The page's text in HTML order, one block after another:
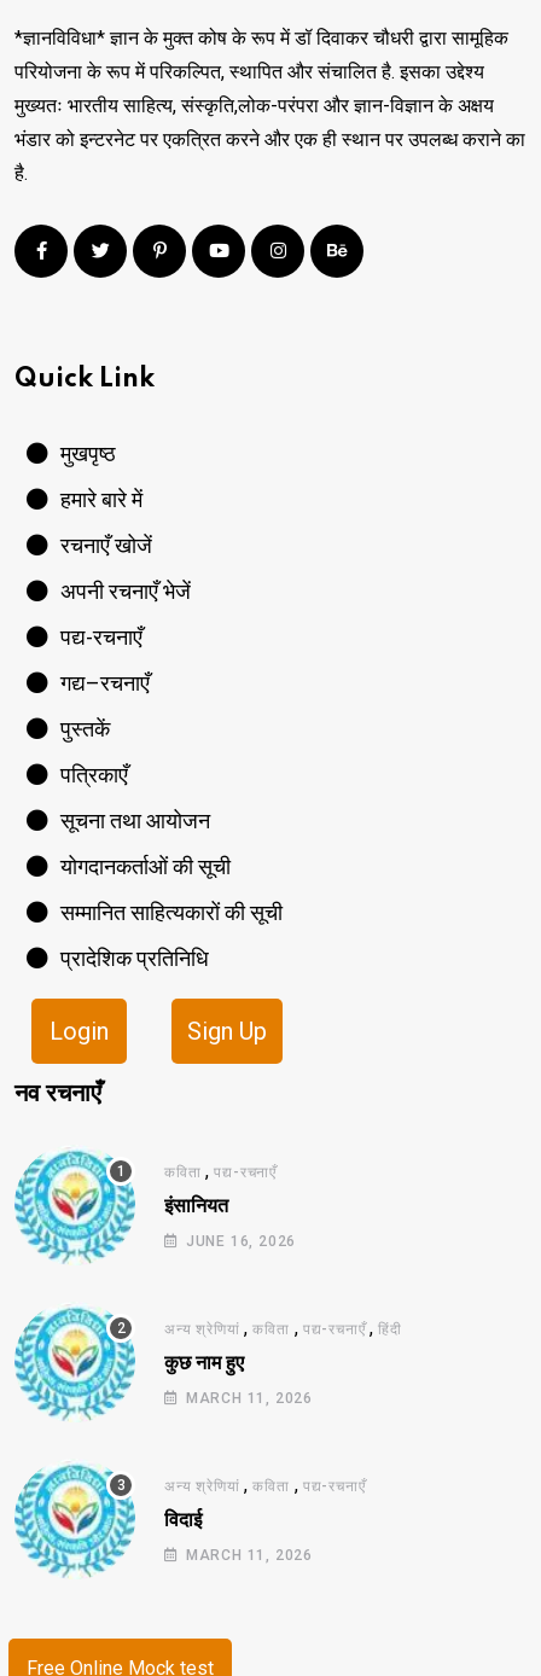
*ज्ञानविविधा* ज्ञान के मुक्त कोष के रूप में डॉ दिवाकर चौधरी द्वारा सामूहिक
परियोजना के रूप में परिकल्पित, स्थापित और संचालित है. इसका उद्देश्य
मुख्यतः भारतीय साहित्य, संस्कृति,लोक-परंपरा और ज्ञान-विज्ञान के अक्षय
भंडार को इन्टरनेट पर एकत्रित करने और एक ही स्थान पर उपलब्ध कराने का
है.
Quick Link
मुखपृष्ठ
हमारे बारे में
रचनाएँ खोजें
अपनी रचनाएँ भेजें
पद्य-रचनाएँ
गद्य–रचनाएँ
पुस्तकें
पत्रिकाएँ
सूचना तथा आयोजन
योगदानकर्ताओं की सूची
सम्मानित साहित्यकारों की सूची
प्रादेशिक प्रतिनिधि
Login Sign Up
नव रचनाएँ
कविता ,पद्य-रचनाएँ
इंसानियत
JUNE 16, 2026
अन्य श्रेणियां ,कविता , पद्य-रचनाएँ,हिंदी
कुछ नाम हुए
MARCH 11, 2026
अन्य श्रेणियां ,कविता , पद्य-रचनाएँ
विदाई
MARCH 11, 2026
Free Online Mock test